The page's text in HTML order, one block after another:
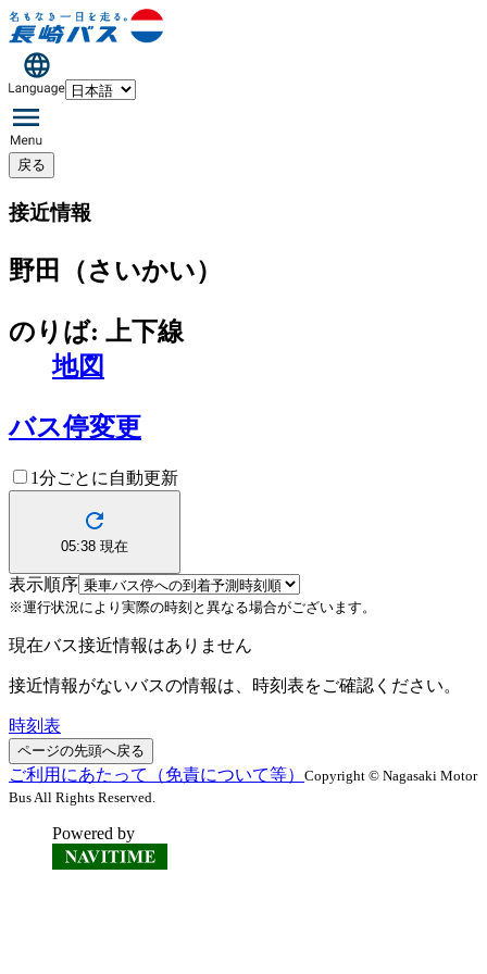
戻る
接近情報
野田（さいかい）
のりば: 上下線
地図
バス停変更
1分ごとに自動更新
05:38 現在
表示順序
※運行状況により実際の時刻と異なる場合がございます。
現在バス接近情報はありません
接近情報がないバスの情報は、時刻表をご確認ください。
時刻表
ページの先頭へ戻る
ご利用にあたって（免責について等） Copyright © Nagasaki Motor
Bus All Rights Reserved.
Powered by